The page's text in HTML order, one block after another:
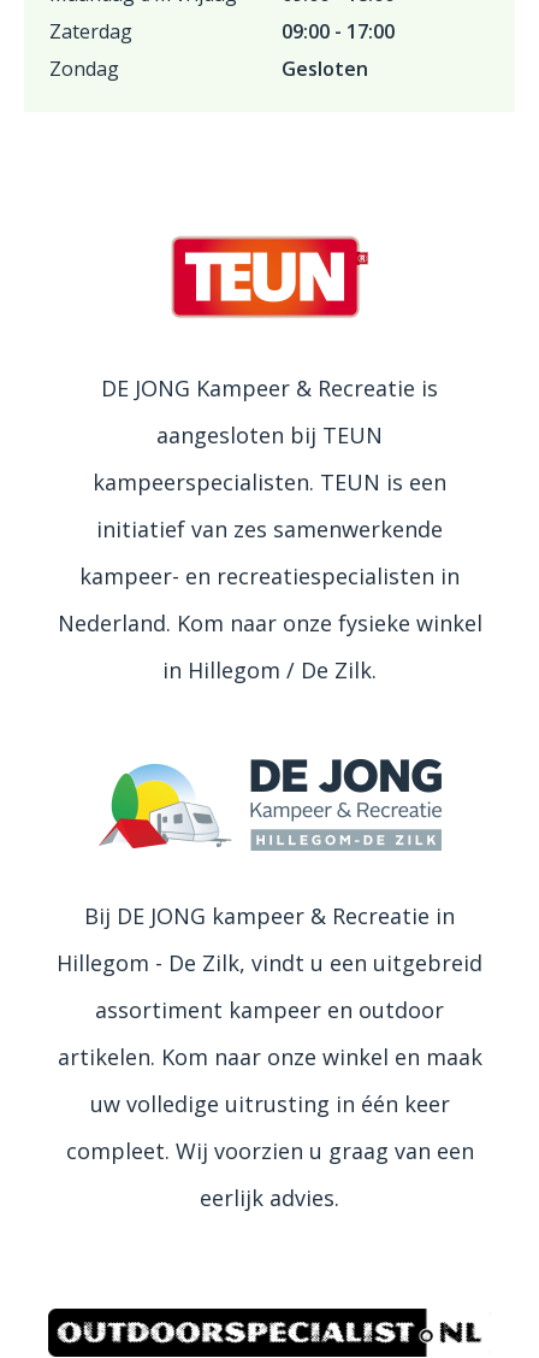
Zaterdag
09:00 - 17:00
Zondag
Gesloten
DE JONG Kampeer & Recreatie is
aangesloten bij TEUN
kampeerspecialisten. TEUN is een
initiatief van zes samenwerkende
kampeer- en recreatiespecialisten in
Nederland. Kom naar onze fysieke winkel
in Hillegom / De Zilk.
Bij DE JONG kampeer & Recreatie in
Hillegom - De Zilk, vindt u een uitgebreid
assortiment kampeer en outdoor
artikelen. Kom naar onze winkel en maak
uw volledige uitrusting in één keer
compleet. Wij voorzien u graag van een
eerlijk advies.